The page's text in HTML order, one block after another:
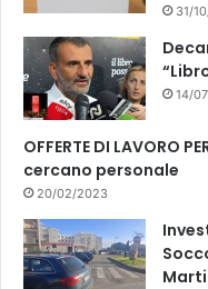
31/
14/
OFFERTE DI LAVORO
cercano personale
20/02/2023